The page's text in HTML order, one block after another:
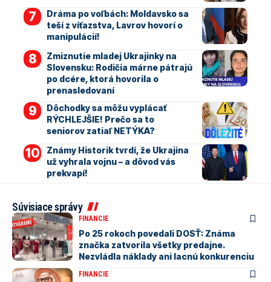
Dráma po voľbách: Moldavsko sa
teší z víťazstva, Lavrov hovorí o
manipulácií!
Zmiznutie mladej Ukrajinky na
Slovensku: Rodičia márne pátrajú
po dcére, ktorá hovorila o
prenasledovaní
Dôchodky sa môžu vyplácať
RÝCHLEJŠIE! Prečo sa to
seniorov zatiaľ NETÝKA?
Známy Historik tvrdí, že Ukrajina
už vyhrala vojnu – a dôvod vás
prekvapí!
Súvisiace správy
FINANCIE
Po 25 rokoch povedali DOSŤ: Známa
značka zatvorila všetky predajne.
Nezvládla náklady ani lacnú konkurenciu
FINANCIE